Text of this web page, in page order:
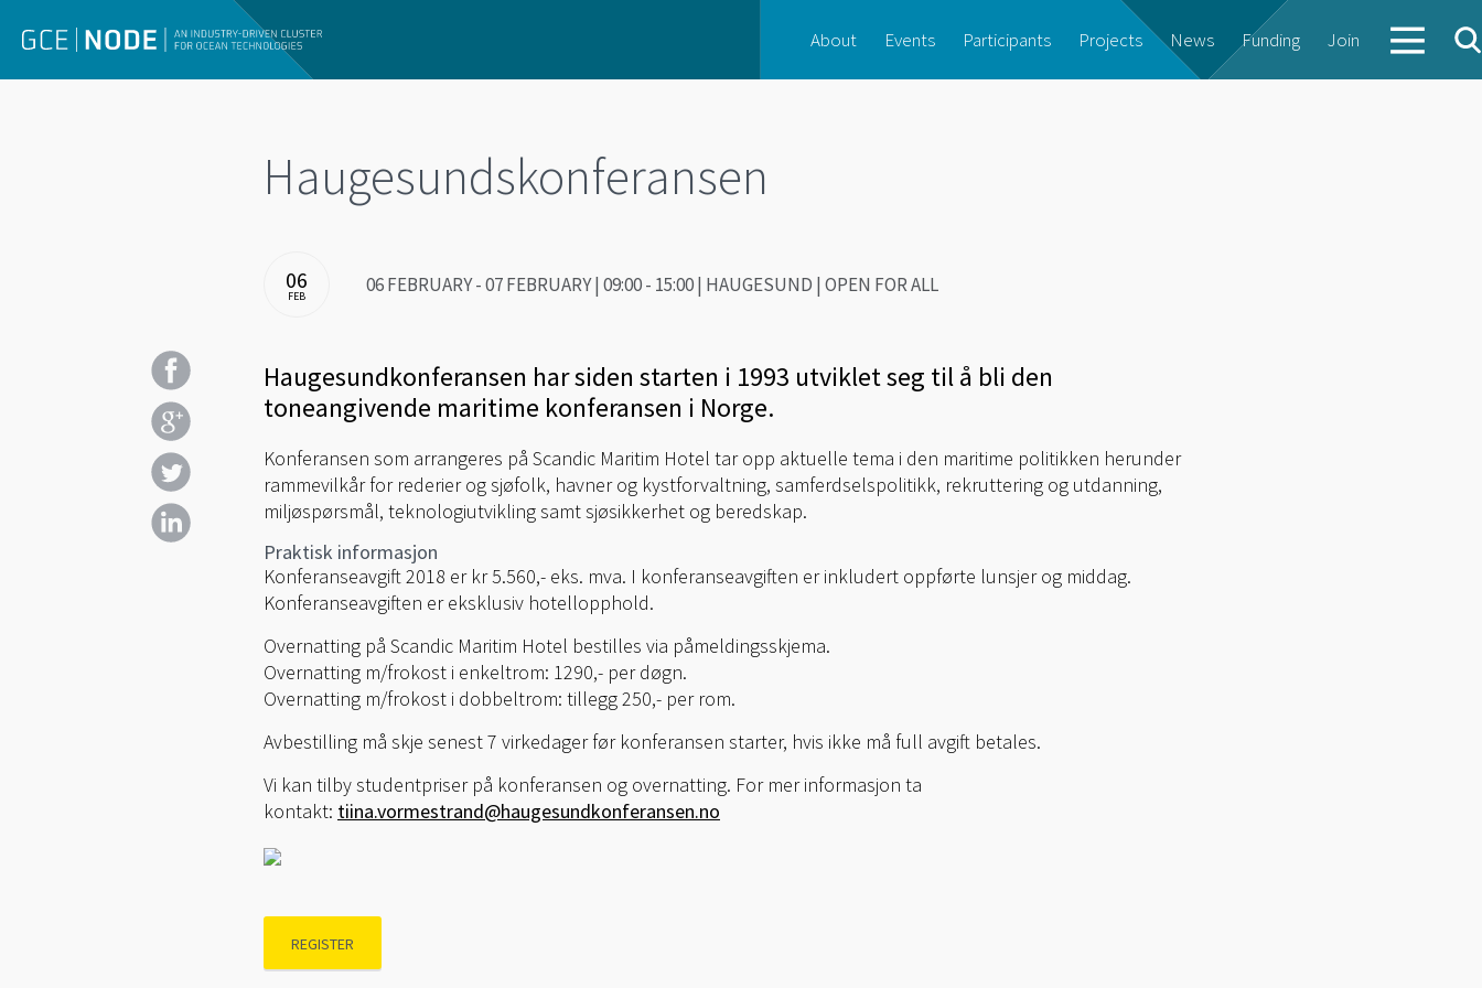
About Events Participants Projects News Funding Join
Haugesundskonferansen
06
FEB 06 FEBRUARY - 07 FEBRUARY | 09:00 - 15:00 | HAUGESUND | OPEN FOR ALL
Haugesundkonferansen har siden starten i 1993 utviklet seg til å bli den
toneangivende maritime konferansen i Norge.
Konferansen som arrangeres på Scandic Maritim Hotel tar opp aktuelle tema i den maritime politikken herunder
rammevilkår for rederier og sjøfolk, havner og kystforvaltning, samferdselspolitikk, rekruttering og utdanning,
miljøspørsmål, teknologiutvikling samt sjøsikkerhet og beredskap.
Praktisk informasjon
Konferanseavgift 2018 er kr 5.560,- eks. mva. I konferanseavgiften er inkludert oppførte lunsjer og middag.
Konferanseavgiften er eksklusiv hotellopphold.
Overnatting på Scandic Maritim Hotel bestilles via påmeldingsskjema.
Overnatting m/frokost i enkeltrom: 1290,- per døgn.
Overnatting m/frokost i dobbeltrom: tillegg 250,- per rom.
Avbestilling må skje senest 7 virkedager før konferansen starter, hvis ikke må full avgift betales.
Vi kan tilby studentpriser på konferansen og overnatting. For mer informasjon ta
kontakt: tiina.vormestrand@haugesundkonferansen.no
REGISTER